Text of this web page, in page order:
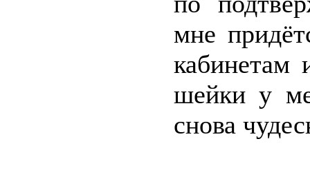
мне
кабинетам
шейки у
снова